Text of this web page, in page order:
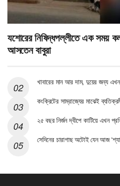
যশোরের নিষিদ্ধপল্লীতে এক সময়
আসতেন বাবুরা
খাবারের মান আর দাম, দুয়ের জন্য
কংক্রিটের সাম্রাজ্যের মাঝেই
২৫ বছর নির্জন দ্বীপে কাটিয়ে এখন
সেদিনের চারাগাছ অটোই যেন আজ